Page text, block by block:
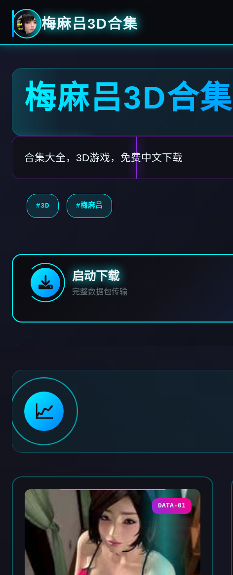
梅麻吕3D合集
梅麻吕3D合集
合集大全，3D游戏，免费中文下载
#3D #梅麻吕
启动下载
完整数据包传输
📈
DATA-01